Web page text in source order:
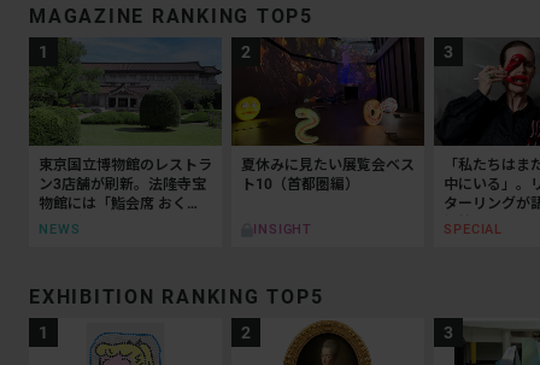
MAGAZINE RANKING TOP5
東京国立博物館のレストラ
ン3店舗が刷新。法隆寺宝
物館には「鮨会席 おく
乃」がオープン
NEWS
夏休みに見たい展覧会ベス
ト10（首都圏編）
INSIGHT
「私たちはま
中にいる」。
ターリングが
抵抗の50年
SPECIAL
EXHIBITION RANKING TOP5